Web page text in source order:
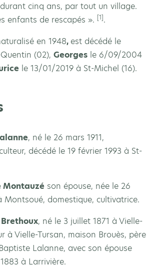
cinq ans, par tout un village.
enfants de rescapés ». [1].
en 1948, est décédé le
(02), Georges le 6/09/2004
le 13/01/2019 à St-Michel (16).
, né le 26 mars 1911,
décédé le 19 février 1993 à St-
son épouse, née le 26
Montsoué, domestique, cultivatrice.
, né le 3 juillet 1871 à Vielle-
à Vielle-Tursan, maison Brouès, père
Lalanne, avec son épouse
à Larrivière.